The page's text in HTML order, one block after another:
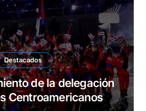
Destacados
de la delegación
Centroamericanos